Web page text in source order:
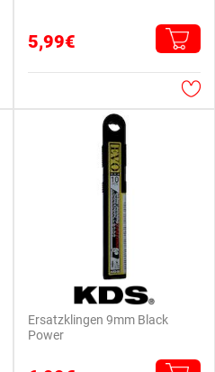
5,99€
Ersatzklingen 9mm Black
Power